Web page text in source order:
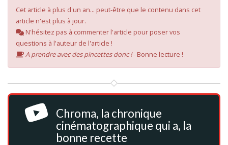
Cet article à plus d'un an... peut-être que le contenu dans cet
article n'est plus à jour.
N'hésitez pas à commenter l'article pour poser vos
questions à l'auteur de l'article !
A prendre avec des pincettes donc !- Bonne lecture !
Chroma, la chronique
cinématographique qui a, la
bonne recette